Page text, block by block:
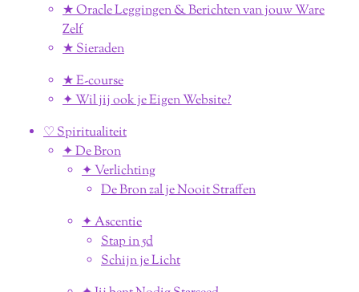
★ Oracle Leggingen & Berichten van jouw Ware
Zelf
★ Sieraden
★ E-course
✦ Wil jij ook je Eigen Website?
♡ Spiritualiteit
✦ De Bron
✦ Verlichting
De Bron zal je Nooit Straffen
✦ Ascentie
Stap in 5d
Schijn je Licht